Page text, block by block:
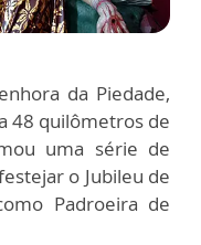
da Piedade,
48 quilômetros de
uma série de
o Jubileu de
Padroeira de